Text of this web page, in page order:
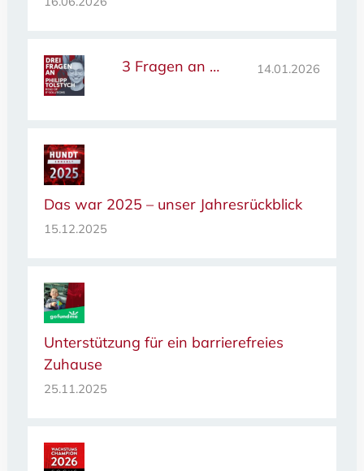
3 Fragen an … 14.01.2026
Das war 2025 – unser Jahresrückblick
15.12.2025
Unterstützung für ein barrierefreies
Zuhause
25.11.2025